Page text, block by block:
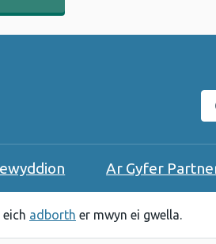
Ar Gyfer
adborth er mwyn ei gwella.